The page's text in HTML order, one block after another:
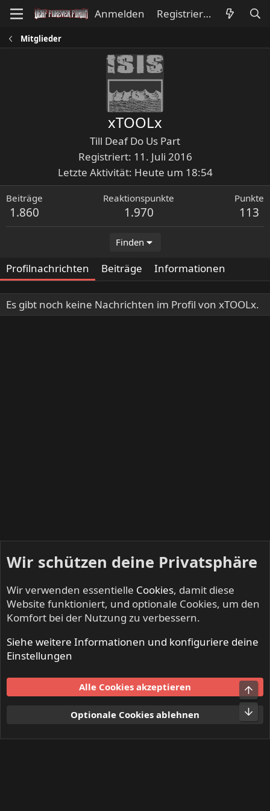
Anmelden Registrieren
Mitglieder
xTOOLx
Till Deaf Do Us Part
Registriert 11. Juli 2016
Letzte Aktivität Heute um 18:54
Beiträge
1.860
Reaktionspunkte
1.970
Punkte
113
Finden
Profilnachrichten Beiträge Informationen
Es gibt noch keine Nachrichten im Profil von xTOOLx.
Mitglieder
Nutzungsbedingungen
Datenschutz
S
Wir schützen deine Privatsphäre
Wir verwenden essentielle Cookies, damit diese
Website funktioniert, und optionale Cookies, um den
Komfort bei der Nutzung zu verbessern.
Siehe weitere Informationen und konfiguriere deine
Einstellungen
Alle Cookies akzeptieren
Optionale Cookies ablehnen